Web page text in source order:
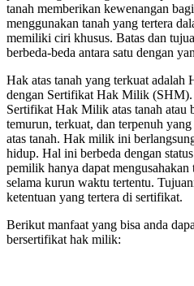
tanah memberikan kewenangan
menggunakan tanah yang tertera
memiliki ciri khusus. Batas dan
berbeda-beda antara satu dengan
Hak atas tanah yang terkuat
dengan Sertifikat Hak Milik
Sertifikat Hak Milik atas tanah atau
temurun, terkuat, dan terpenuh
atas tanah. Hak milik ini
hidup. Hal ini berbeda dengan
pemilik hanya dapat mengusahakan
selama kurun waktu tertentu.
ketentuan yang tertera di sertifikat.
Berikut manfaat yang bisa anda
bersertifikat hak milik: